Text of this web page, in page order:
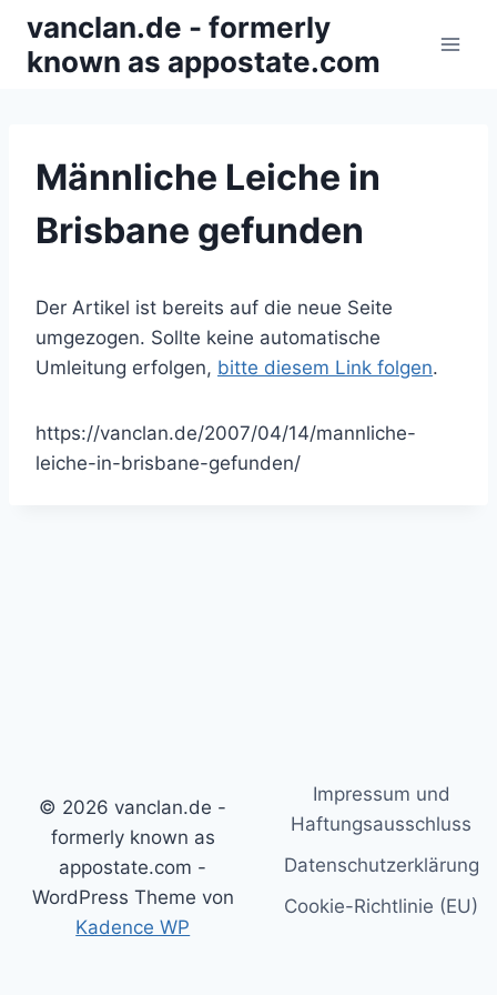
Inhalt
springen
vanclan.de - formerly
known as appostate.com
Männliche Leiche in
Brisbane gefunden
Der Artikel ist bereits auf die neue Seite
umgezogen. Sollte keine automatische
Umleitung erfolgen, bitte diesem Link folgen.
https://vanclan.de/2007/04/14/mannliche-
leiche-in-brisbane-gefunden/
© 2026 vanclan.de -
formerly known as
appostate.com -
WordPress Theme von
Kadence WP
Impressum und
Haftungsausschluss
Datenschutzerklärung
Cookie-Richtlinie (EU)